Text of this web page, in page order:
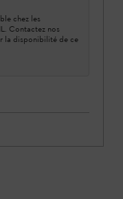
chez les
Contactez nos
la disponibilité de ce